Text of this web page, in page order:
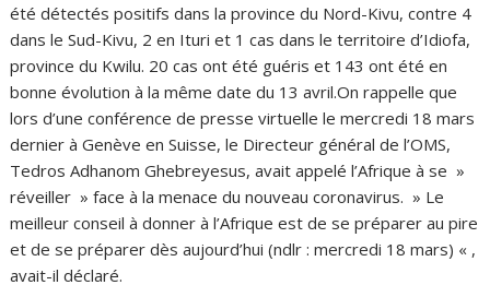
été détectés positifs dans la province du Nord-Kivu, contre 4
dans le Sud-Kivu, 2 en Ituri et 1 cas dans le territoire d’Idiofa,
province du Kwilu. 20 cas ont été guéris et 143 ont été en
bonne évolution à la même date du 13 avril.On rappelle que
lors d’une conférence de presse virtuelle le mercredi 18 mars
dernier à Genève en Suisse, le Directeur général de l’OMS,
Tedros Adhanom Ghebreyesus, avait appelé l’Afrique à se »
réveiller » face à la menace du nouveau coronavirus. » Le
meilleur conseil à donner à l’Afrique est de se préparer au pire
et de se préparer dès aujourd’hui (ndlr : mercredi 18 mars) « ,
avait-il déclaré.